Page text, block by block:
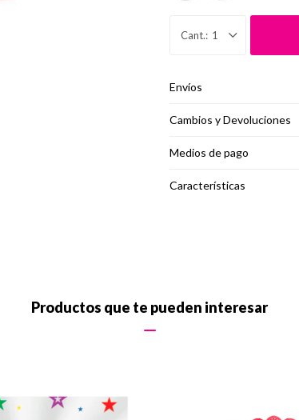
1
Envíos
Cambios y Devoluciones
Medios de pago
Características
Productos que te pueden interesar